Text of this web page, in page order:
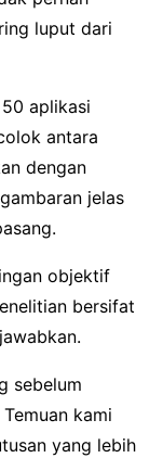
luput dari
aplikasi
antara
dengan
jelas
objektif
bersifat
sebelum
kami
yang lebih